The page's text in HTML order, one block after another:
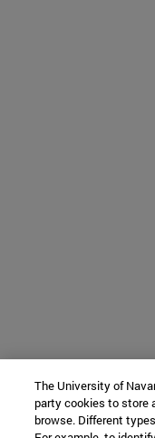
The University of
party cookies to store
browse. Different